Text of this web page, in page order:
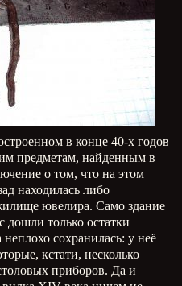
в конце 40-х годов
предметам, найденным в
о том, что на этом
находилась либо
ювелира. Само здание
дошли только остатки
сохранилась: у неё
кстати, несколько
приборов. Да и